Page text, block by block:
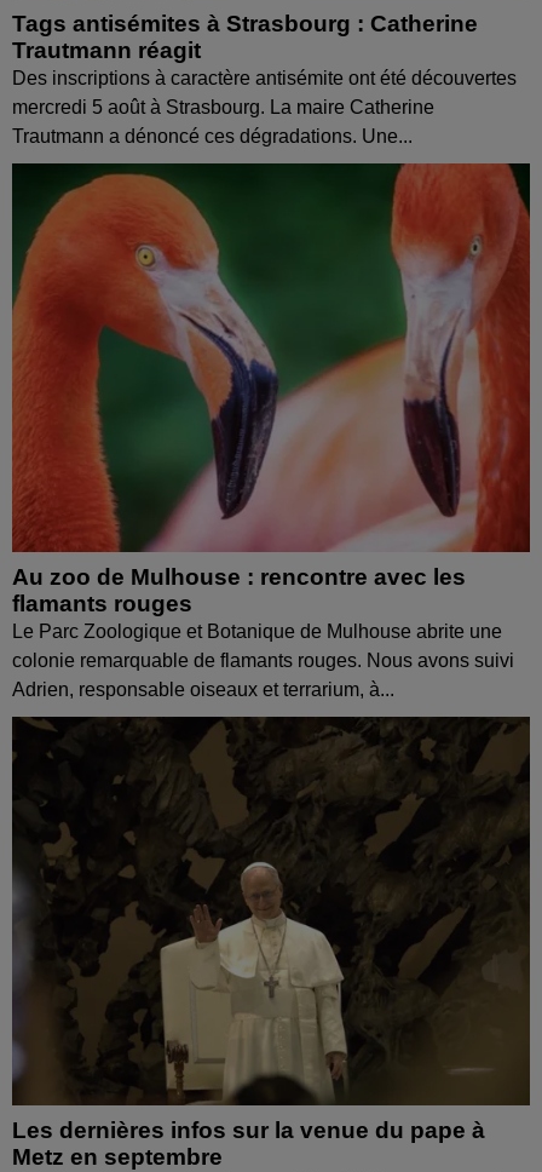
Tags antisémites à Strasbourg : Catherine
Trautmann réagit
Des inscriptions à caractère antisémite ont été découvertes
mercredi 5 août à Strasbourg. La maire Catherine
Trautmann a dénoncé ces dégradations. Une...
Au zoo de Mulhouse : rencontre avec les
flamants rouges
Le Parc Zoologique et Botanique de Mulhouse abrite une
colonie remarquable de flamants rouges. Nous avons suivi
Adrien, responsable oiseaux et terrarium, à...
Les dernières infos sur la venue du pape à
Metz en septembre